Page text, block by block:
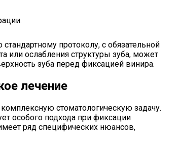
протоколу, с обязательной
или ослабления структуры зуба, может
зуба перед фиксацией винира.
лечение
стоматологическую задачу.
особого подхода при фиксации
ряд специфических нюансов,